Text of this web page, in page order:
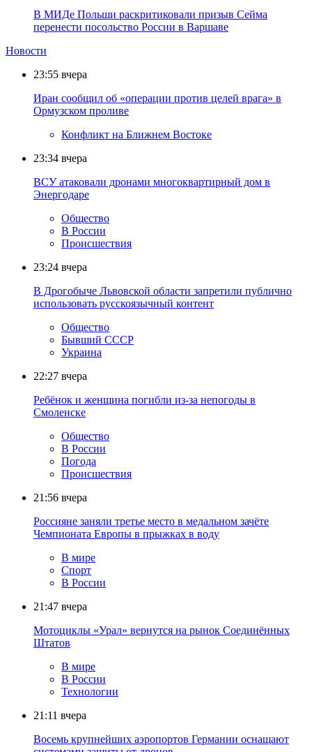
В МИДе Польши раскритиковали призыв Сейма
перенести посольство России в Варшаве
Новости
23:55 вчера
Иран сообщил об «операции против целей врага» в
Ормузском проливе
Конфликт на Ближнем Востоке
23:34 вчера
ВСУ атаковали дронами многоквартирный дом в
Энергодаре
Общество
В России
Происшествия
23:24 вчера
В Дрогобыче Львовской области запретили публично
использовать русскоязычный контент
Общество
Бывший СССР
Украина
22:27 вчера
Ребёнок и женщина погибли из-за непогоды в
Смоленске
Общество
В России
Погода
Происшествия
21:56 вчера
Россияне заняли третье место в медальном зачёте
Чемпионата Европы в прыжках в воду
В мире
Спорт
В России
21:47 вчера
Мотоциклы «Урал» вернутся на рынок Соединённых
Штатов
В мире
В России
Технологии
21:11 вчера
Восемь крупнейших аэропортов Германии оснащают